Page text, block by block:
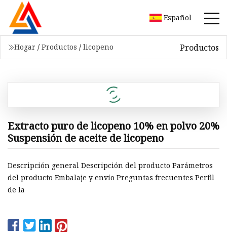
Español
Hogar / Productos / licopeno Productos
Extracto puro de licopeno 10% en polvo 20%
Suspensión de aceite de licopeno
Descripción general Descripción del producto Parámetros
del producto Embalaje y envío Preguntas frecuentes Perfil
de la